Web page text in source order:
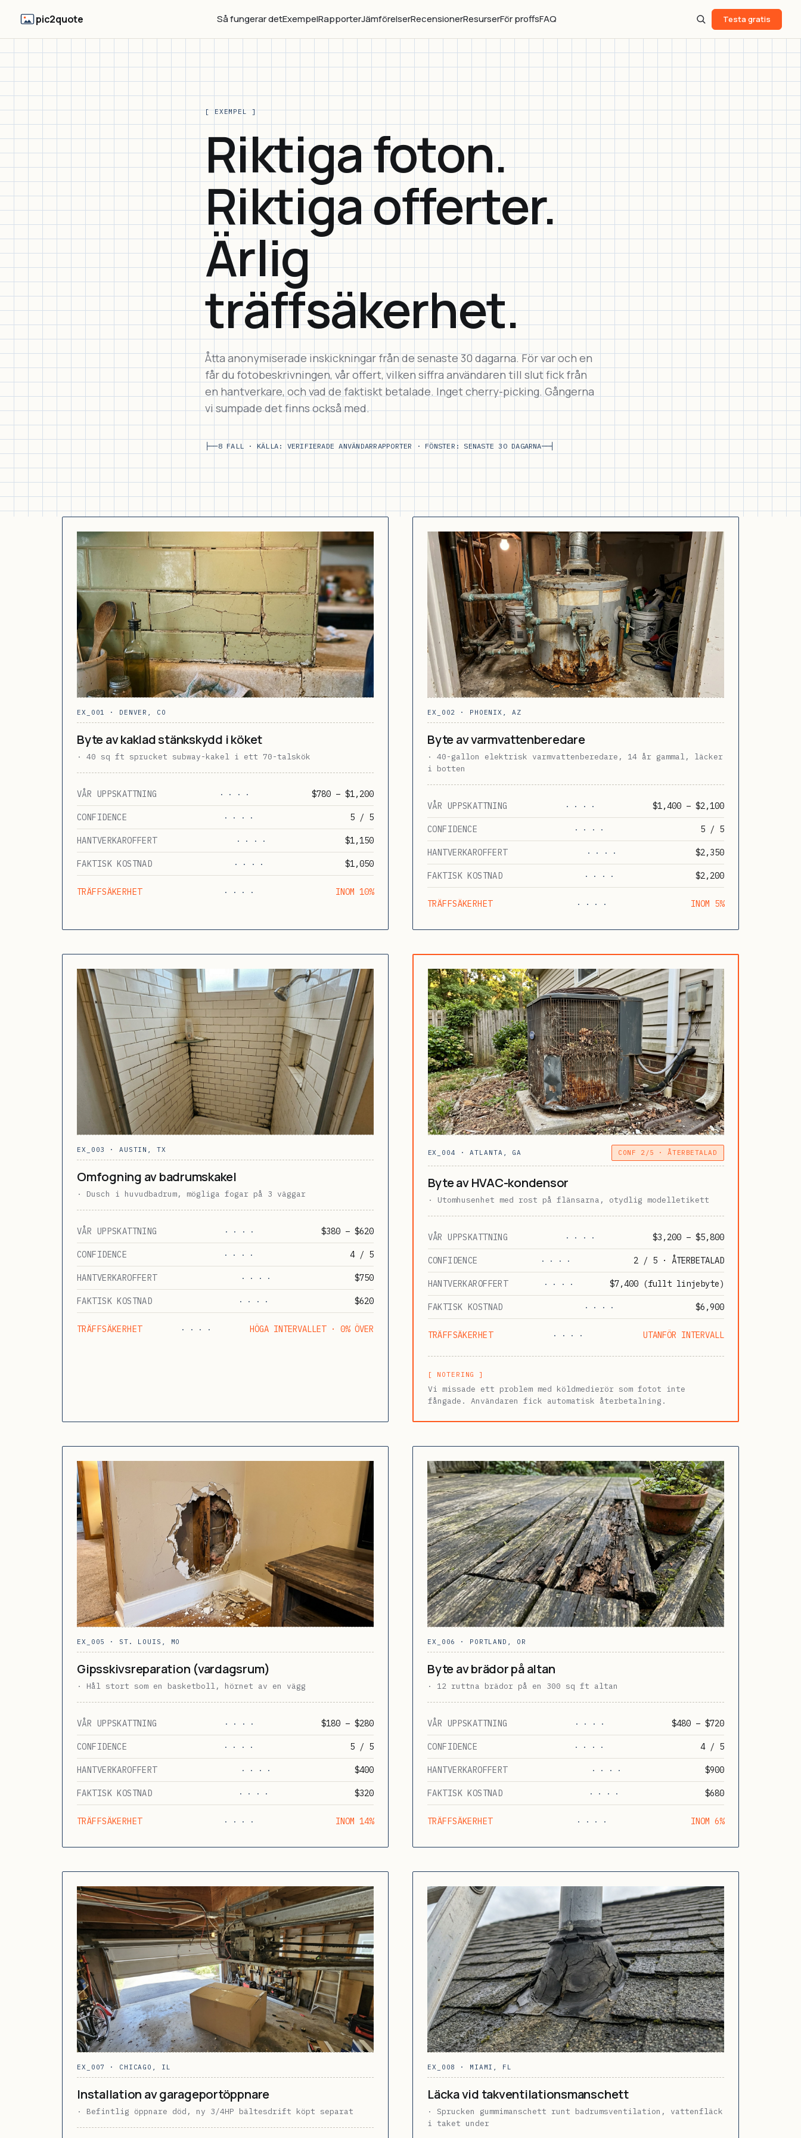
pic2quote Så fungerar detExempelRapporterJämförelserRecensionerResurserFör proffsFAQ Testa gratis
[ EXEMPEL ]
Riktiga foton.
Riktiga offerter.
Ärlig
träffsäkerhet.
Åtta anonymiserade inskickningar från de senaste 30 dagarna. För var och en
får du fotobeskrivningen, vår offert, vilken siffra användaren till slut fick från
en hantverkare, och vad de faktiskt betalade. Inget cherry-picking. Gångerna
vi sumpade det finns också med.
├──8 FALL · KÄLLA: VERIFIERADE ANVÄNDARRAPPORTER · FÖNSTER: SENASTE 30 DAGARNA──┤
EX_001 · DENVER, CO
Byte av kaklad stänkskydd i köket
· 40 sq ft sprucket subway-kakel i ett 70-talskök
VÅR UPPSKATTNING · · · · $780 – $1,200
CONFIDENCE · · · · 5 / 5
HANTVERKAROFFERT · · · · $1,150
FAKTISK KOSTNAD · · · · $1,050
TRÄFFSÄKERHET · · · · INOM 10%
EX_002 · PHOENIX, AZ
Byte av varmvattenberedare
· 40-gallon elektrisk varmvattenberedare, 14 år gammal, läcker
i botten
VÅR UPPSKATTNING · · · · $1,400 – $2,100
CONFIDENCE · · · · 5 / 5
HANTVERKAROFFERT · · · · $2,350
FAKTISK KOSTNAD · · · · $2,200
TRÄFFSÄKERHET · · · · INOM 5%
EX_003 · AUSTIN, TX
Omfogning av badrumskakel
· Dusch i huvudbadrum, mögliga fogar på 3 väggar
VÅR UPPSKATTNING · · · · $380 – $620
CONFIDENCE · · · · 4 / 5
HANTVERKAROFFERT · · · · $750
FAKTISK KOSTNAD · · · · $620
TRÄFFSÄKERHET · · · · HÖGA INTERVALLET · 0% ÖVER
EX_004 · ATLANTA, GA CONF 2/5 · ÅTERBETALAD
Byte av HVAC-kondensor
· Utomhusenhet med rost på flänsarna, otydlig modelletikett
VÅR UPPSKATTNING · · · · $3,200 – $5,800
CONFIDENCE · · · · 2 / 5 · ÅTERBETALAD
HANTVERKAROFFERT · · · · $7,400 (fullt linjebyte)
FAKTISK KOSTNAD · · · · $6,900
TRÄFFSÄKERHET · · · · UTANFÖR INTERVALL
[ NOTERING ]
Vi missade ett problem med köldmedierör som fotot inte
fångade. Användaren fick automatisk återbetalning.
EX_005 · ST. LOUIS, MO
Gipsskivsreparation (vardagsrum)
· Hål stort som en basketboll, hörnet av en vägg
VÅR UPPSKATTNING · · · · $180 – $280
CONFIDENCE · · · · 5 / 5
HANTVERKAROFFERT · · · · $400
FAKTISK KOSTNAD · · · · $320
TRÄFFSÄKERHET · · · · INOM 14%
EX_006 · PORTLAND, OR
Byte av brädor på altan
· 12 ruttna brädor på en 300 sq ft altan
VÅR UPPSKATTNING · · · · $480 – $720
CONFIDENCE · · · · 4 / 5
HANTVERKAROFFERT · · · · $900
FAKTISK KOSTNAD · · · · $680
TRÄFFSÄKERHET · · · · INOM 6%
EX_007 · CHICAGO, IL
Installation av garageportöppnare
· Befintlig öppnare död, ny 3/4HP bältesdrift köpt separat
EX_008 · MIAMI, FL
Läcka vid takventilationsmanschett
· Sprucken gummimanschett runt badrumsventilation, vattenfläck
i taket under